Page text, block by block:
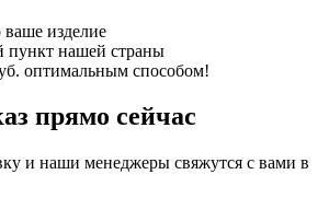
ваше изделие
пункт нашей страны
оптимальным способом!
прямо сейчас
и наши менеджеры свяжутся с вами в